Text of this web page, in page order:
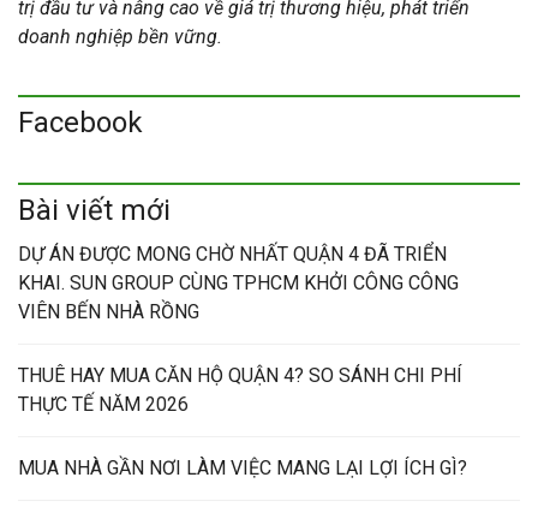
trị đầu tư và nâng cao về giá trị thương hiệu, phát triển
doanh nghiệp bền vững.
Facebook
Bài viết mới
DỰ ÁN ĐƯỢC MONG CHỜ NHẤT QUẬN 4 ĐÃ TRIỂN
KHAI. SUN GROUP CÙNG TPHCM KHỞI CÔNG CÔNG
VIÊN BẾN NHÀ RỒNG
THUÊ HAY MUA CĂN HỘ QUẬN 4? SO SÁNH CHI PHÍ
THỰC TẾ NĂM 2026
MUA NHÀ GẦN NƠI LÀM VIỆC MANG LẠI LỢI ÍCH GÌ?